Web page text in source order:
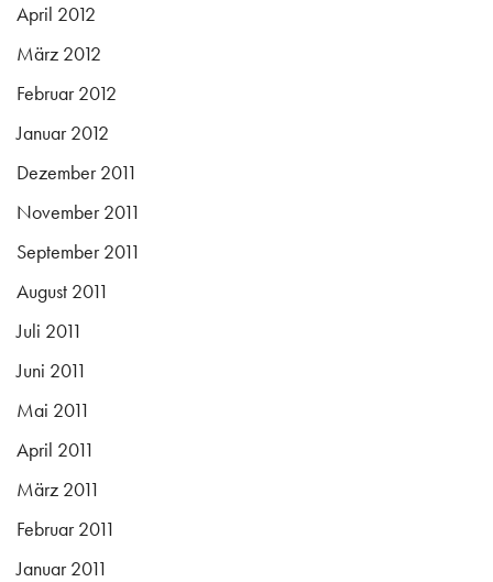
April 2012
März 2012
Februar 2012
Januar 2012
Dezember 2011
November 2011
September 2011
August 2011
Juli 2011
Juni 2011
Mai 2011
April 2011
März 2011
Februar 2011
Januar 2011